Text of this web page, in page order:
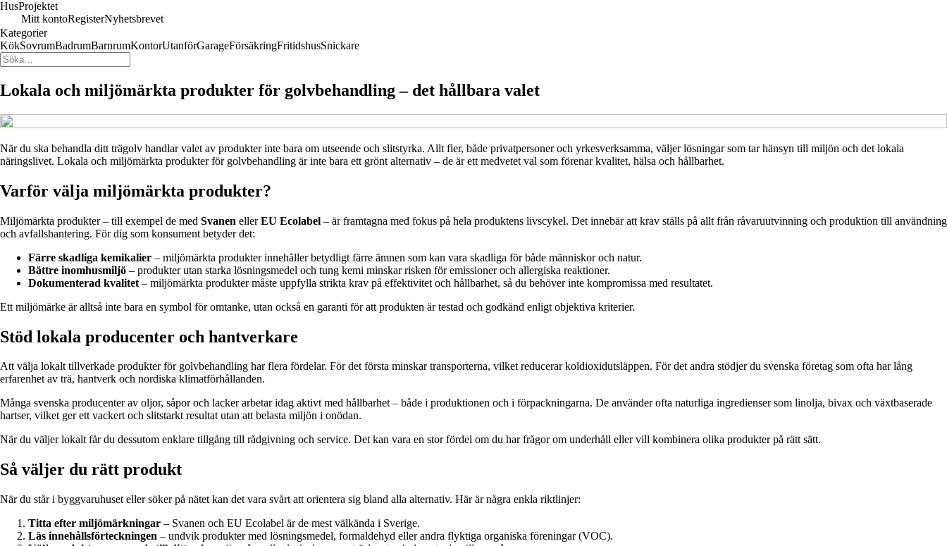
HusProjektet
Mitt kontoRegisterNyhetsbrevet
Kategorier
KökSovrumBadrumBarnrumKontorUtanförGarageFörsäkringFritidshusSnickare
Lokala och miljömärkta produkter för golvbehandling – det hållbara valet
När du ska behandla ditt trägolv handlar valet av produkter inte bara om utseende och slitstyrka. Allt fler, både privatpersoner och yrkesverksamma, väljer lösningar som tar hänsyn till miljön och det lokala
näringslivet. Lokala och miljömärkta produkter för golvbehandling är inte bara ett grönt alternativ – de är ett medvetet val som förenar kvalitet, hälsa och hållbarhet.
Varför välja miljömärkta produkter?
Miljömärkta produkter – till exempel de med Svanen ellerEU Ecolabel – är framtagna med fokus på hela produktens livscykel. Det innebär att krav ställs på allt från råvaruutvinning och produktion till användning
och avfallshantering. För dig som konsument betyder det:
Färre skadliga kemikalier – miljömärkta produkter innehåller betydligt färre ämnen som kan vara skadliga för både människor och natur.
Bättre inomhusmiljö – produkter utan starka lösningsmedel och tung kemi minskar risken för emissioner och allergiska reaktioner.
Dokumenterad kvalitet – miljömärkta produkter måste uppfylla strikta krav på effektivitet och hållbarhet, så du behöver inte kompromissa med resultatet.
Ett miljömärke är alltså inte bara en symbol för omtanke, utan också en garanti för att produkten är testad och godkänd enligt objektiva kriterier.
Stöd lokala producenter och hantverkare
Att välja lokalt tillverkade produkter för golvbehandling har flera fördelar. För det första minskar transporterna, vilket reducerar koldioxidutsläppen. För det andra stödjer du svenska företag som ofta har lång
erfarenhet av trä, hantverk och nordiska klimatförhållanden.
Många svenska producenter av oljor, såpor och lacker arbetar idag aktivt med hållbarhet – både i produktionen och i förpackningarna. De använder ofta naturliga ingredienser som linolja, bivax och växtbaserade
hartser, vilket ger ett vackert och slitstarkt resultat utan att belasta miljön i onödan.
När du väljer lokalt får du dessutom enklare tillgång till rådgivning och service. Det kan vara en stor fördel om du har frågor om underhåll eller vill kombinera olika produkter på rätt sätt.
Så väljer du rätt produkt
När du står i byggvaruhuset eller söker på nätet kan det vara svårt att orientera sig bland alla alternativ. Här är några enkla riktlinjer:
Titta efter miljömärkningar – Svanen och EU Ecolabel är de mest välkända i Sverige.
Läs innehållsförteckningen – undvik produkter med lösningsmedel, formaldehyd eller andra flyktiga organiska föreningar (VOC).